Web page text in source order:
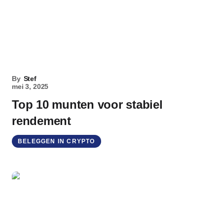
By Stef
mei 3, 2025
Top 10 munten voor stabiel
rendement
BELEGGEN IN CRYPTO